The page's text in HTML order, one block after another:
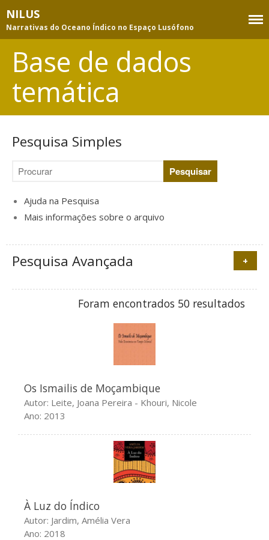
Equipa
Publicações da equipa
Base de dados temática
Projetos anteriores
Ligações
Colóquio
NILUS
Narrativas do Oceano Índico no Espaço Lusófono
Base de dados
temática
Pesquisa Simples
Ajuda na Pesquisa
Mais informações sobre o arquivo
Pesquisa Avançada +
Foram encontrados 50 resultados
Os Ismailis de Moçambique
Autor: Leite, Joana Pereira - Khouri, Nicole
Ano: 2013
À Luz do Índico
Autor: Jardim, Amélia Vera
Ano: 2018